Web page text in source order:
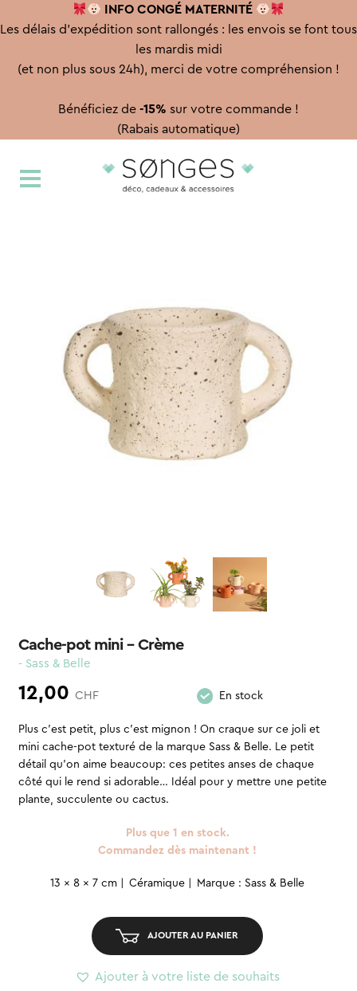
INFO CONGÉ MATERNITÉ
Les délais d'expédition sont rallongés : les envois se font tous
les mardis midi
(et non plus sous 24h), merci de votre compréhension !
Bénéficiez de -15% sur votre commande !
(Rabais automatique)
à
au
Cache-pot mini – Crème
- Sass & Belle
12,00 CHF En stock
Plus c’est petit, plus c’est mignon ! On craque sur ce joli et
mini cache-pot texturé de la marque Sass & Belle. Le petit
détail qu’on aime beaucoup: ces petites anses de chaque
côté qui le rend si adorable… Idéal pour y mettre une petite
plante, succulente ou cactus.
Plus que 1 en stock.
Commandez dès maintenant !
quantité
Cache-
pot
-
13 x 8 x 7 cm Céramique Marque : Sass & Belle
AJOUTER AU PANIER
Ajouter à votre liste de souhaits